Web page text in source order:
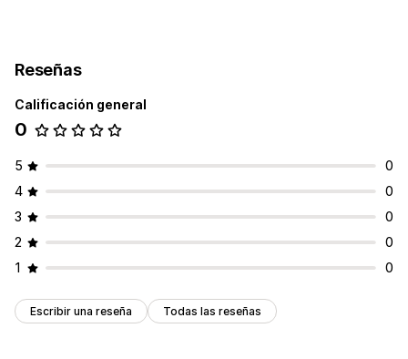
Prueba virtual
Con IA
Personalización
Subida de archivos
Adaptación a dispositivos móviles
Reseñas
Calificación general
0
5
0
4
0
3
0
2
0
1
0
Escribir una reseña Todas las reseñas